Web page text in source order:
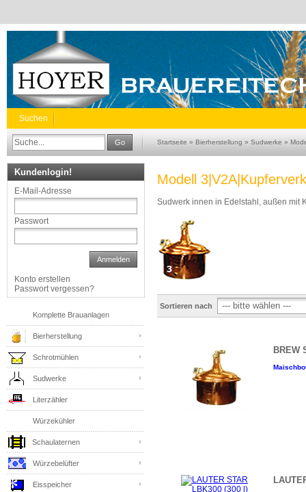
Suchen
Go Startseite » Bierherstellung » Sudwerke »
Modell
Sudwerk innen in Edelstahl, außen mit
Sortieren nach
BREW
Kundenlogin!
E-Mail-Adresse
Passwort
Anmelden
Konto erstellen
Passwort vergessen?
Komplette Brauanlagen
Bierherstellung
Schrotmühlen
Sudwerke
Literzähler
Würzekühler
Schaulaternen
Würzebelüfter
Eisspeicher